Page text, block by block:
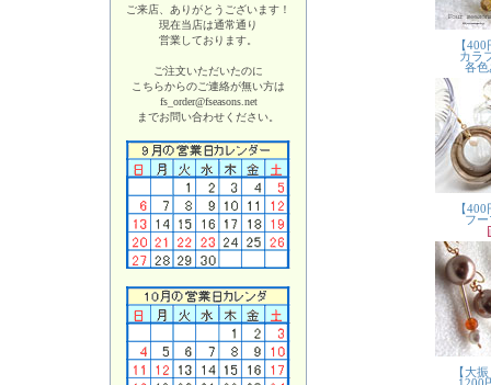
ご来店、ありがとうございます！
現在当店は通常通り
営業しております。
ご注文いただいたのに
こちらからのご連絡が無い方は
fs_order@fseasons.net
までお問い合わせください。